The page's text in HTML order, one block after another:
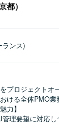
都）
ランス)
プロジェクト
ける全体PMO業
力】
管理要望に対応